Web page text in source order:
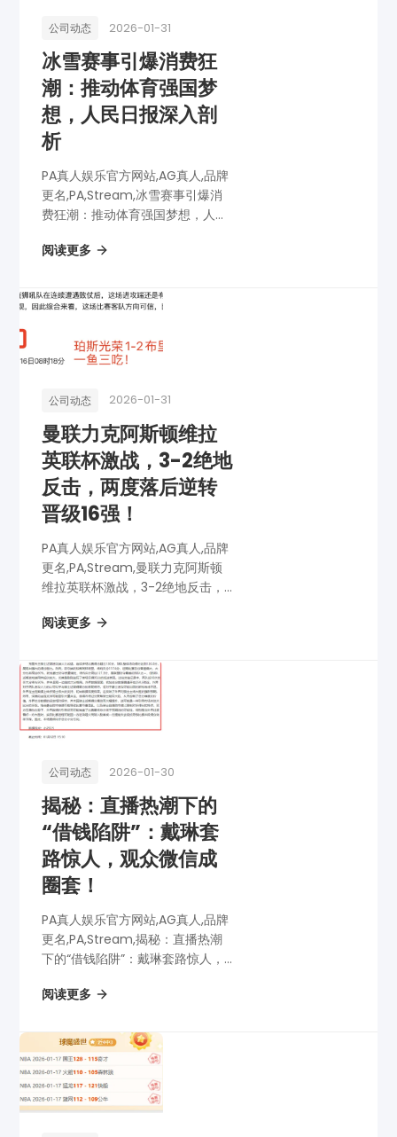
公司动态 2026-01-31
冰雪赛事引爆消费狂
潮：推动体育强国梦
想，人民日报深入剖
析
PA真人娱乐官方网站,AG真人,品牌
更名,PA,Stream,冰雪赛事引爆消
费狂潮：推动体育强国梦想，人民
阅读更多
公司动态 2026-01-31
曼联力克阿斯顿维拉
英联杯激战，3-2绝地
反击，两度落后逆转
晋级16强！
PA真人娱乐官方网站,AG真人,品牌
更名,PA,Stream,曼联力克阿斯顿
维拉英联杯激战，3-2绝地反击，
阅读更多
公司动态 2026-01-30
揭秘：直播热潮下的
“借钱陷阱”：戴琳套
路惊人，观众微信成
圈套！
PA真人娱乐官方网站,AG真人,品牌
更名,PA,Stream,揭秘：直播热潮
下的“借钱陷阱”：戴琳套路惊人，
阅读更多